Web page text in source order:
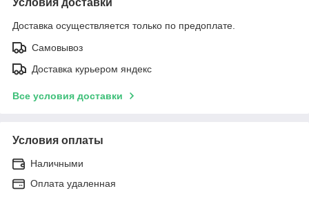
Доставка осуществляется только по предоплате.
Самовывоз
Доставка курьером яндекс
Все условия доставки
Условия оплаты
Наличными
Оплата удаленная